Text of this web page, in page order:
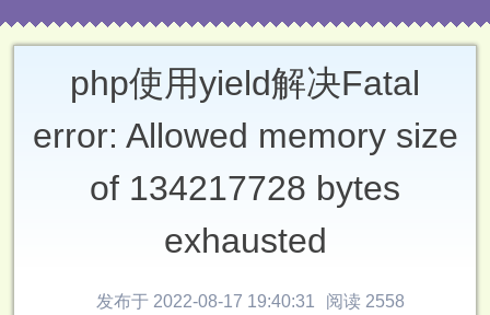
php使用yield解决Fatal
error: Allowed memory size
of 134217728 bytes
exhausted
发布于 2022-08-17 19:40:31 阅读 2558